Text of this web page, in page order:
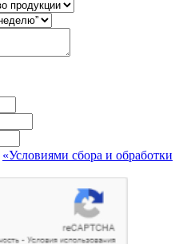
«Условиями сбора и обработки